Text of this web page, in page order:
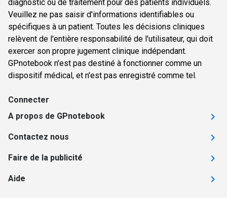
diagnostic ou de traitement pour des patients individuels.
Veuillez ne pas saisir d'informations identifiables ou
spécifiques à un patient. Toutes les décisions cliniques
relèvent de l'entière responsabilité de l'utilisateur, qui doit
exercer son propre jugement clinique indépendant.
GPnotebook n'est pas destiné à fonctionner comme un
dispositif médical, et n'est pas enregistré comme tel.
Connecter
A propos de GPnotebook
Contactez nous
Faire de la publicité
Aide